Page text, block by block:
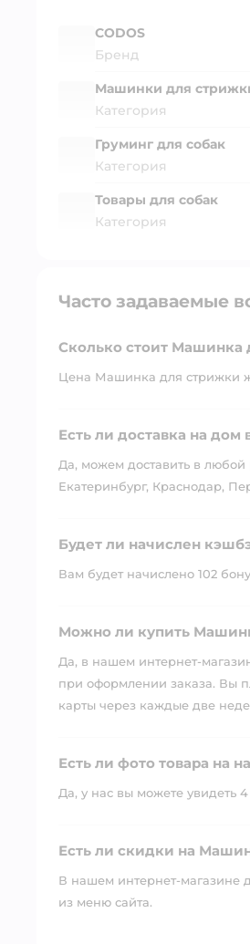
CODOS
Бренд
Машинки для
Категория
Груминг для собак
Категория
Товары для собак
Категория
Часто задаваемые
Сколько стоит Машинка
Цена Машинка для стрижки
Есть ли доставка на дом
Да, можем доставить в любой
Екатеринбург, Краснодар,
Будет ли начислен
Вам будет начислено 102
Можно ли купить
Да, в нашем интернет-
при оформлении заказа. Вы
карты через каждые две
Есть ли фото товара на
Да, у нас вы можете увидеть
Есть ли скидки на
В нашем интернет-магазине
из меню сайта.